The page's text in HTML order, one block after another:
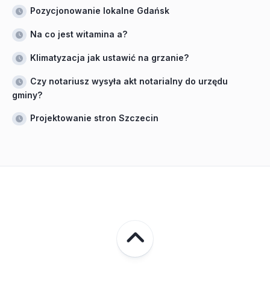
Pozycjonowanie lokalne Gdańsk
Na co jest witamina a?
Klimatyzacja jak ustawić na grzanie?
Czy notariusz wysyła akt notarialny do urzędu
gminy?
Projektowanie stron Szczecin